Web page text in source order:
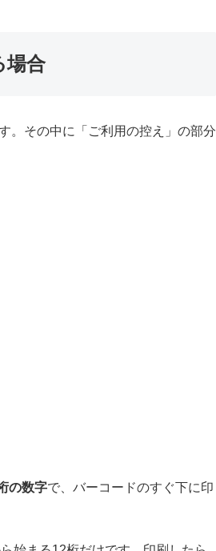
場合
。その中に「ご利用の控え」の部分
の数字で、バーコードのすぐ下に印